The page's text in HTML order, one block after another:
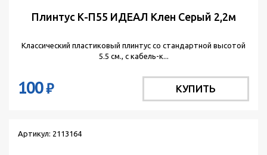
Плинтус К-П55 ИДЕАЛ Клен Серый 2,2м
Классический пластиковый плинтус со стандартной высотой
5.5 см., с кабель-к...
100₽ КУПИТЬ
Артикул: 2113164